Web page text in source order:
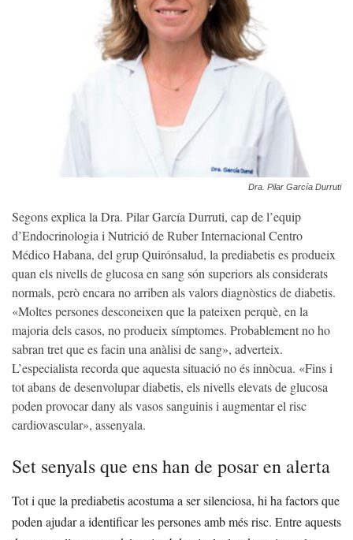
Dra. Pilar García Durruti
Segons explica la Dra. Pilar García Durruti, cap de l’equip
d’Endocrinologia i Nutrició de Ruber Internacional Centro
Médico Habana, del grup Quirónsalud, la prediabetis es produeix
quan els nivells de glucosa en sang són superiors als considerats
normals, però encara no arriben als valors diagnòstics de diabetis.
«Moltes persones desconeixen que la pateixen perquè, en la
majoria dels casos, no produeix símptomes. Probablement no ho
sabran tret que es facin una anàlisi de sang», adverteix.
L’especialista recorda que aquesta situació no és innòcua. «Fins i
tot abans de desenvolupar diabetis, els nivells elevats de glucosa
poden provocar dany als vasos sanguinis i augmentar el risc
cardiovascular», assenyala.
Set senyals que ens han de posar en alerta
Tot i que la prediabetis acostuma a ser silenciosa, hi ha factors que
poden ajudar a identificar les persones amb més risc. Entre aquests